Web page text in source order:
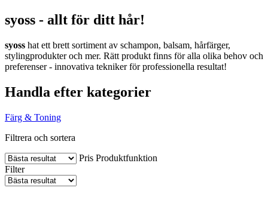
syoss - allt för ditt hår!
syoss hat ett brett sortiment av schampon, balsam, hårfärger,
stylingprodukter och mer. Rätt produkt finns för alla olika behov och
preferenser - innovativa tekniker för professionella resultat!
Handla efter kategorier
Färg & Toning
Filtrera och sortera
Pris Produktfunktion
Filter